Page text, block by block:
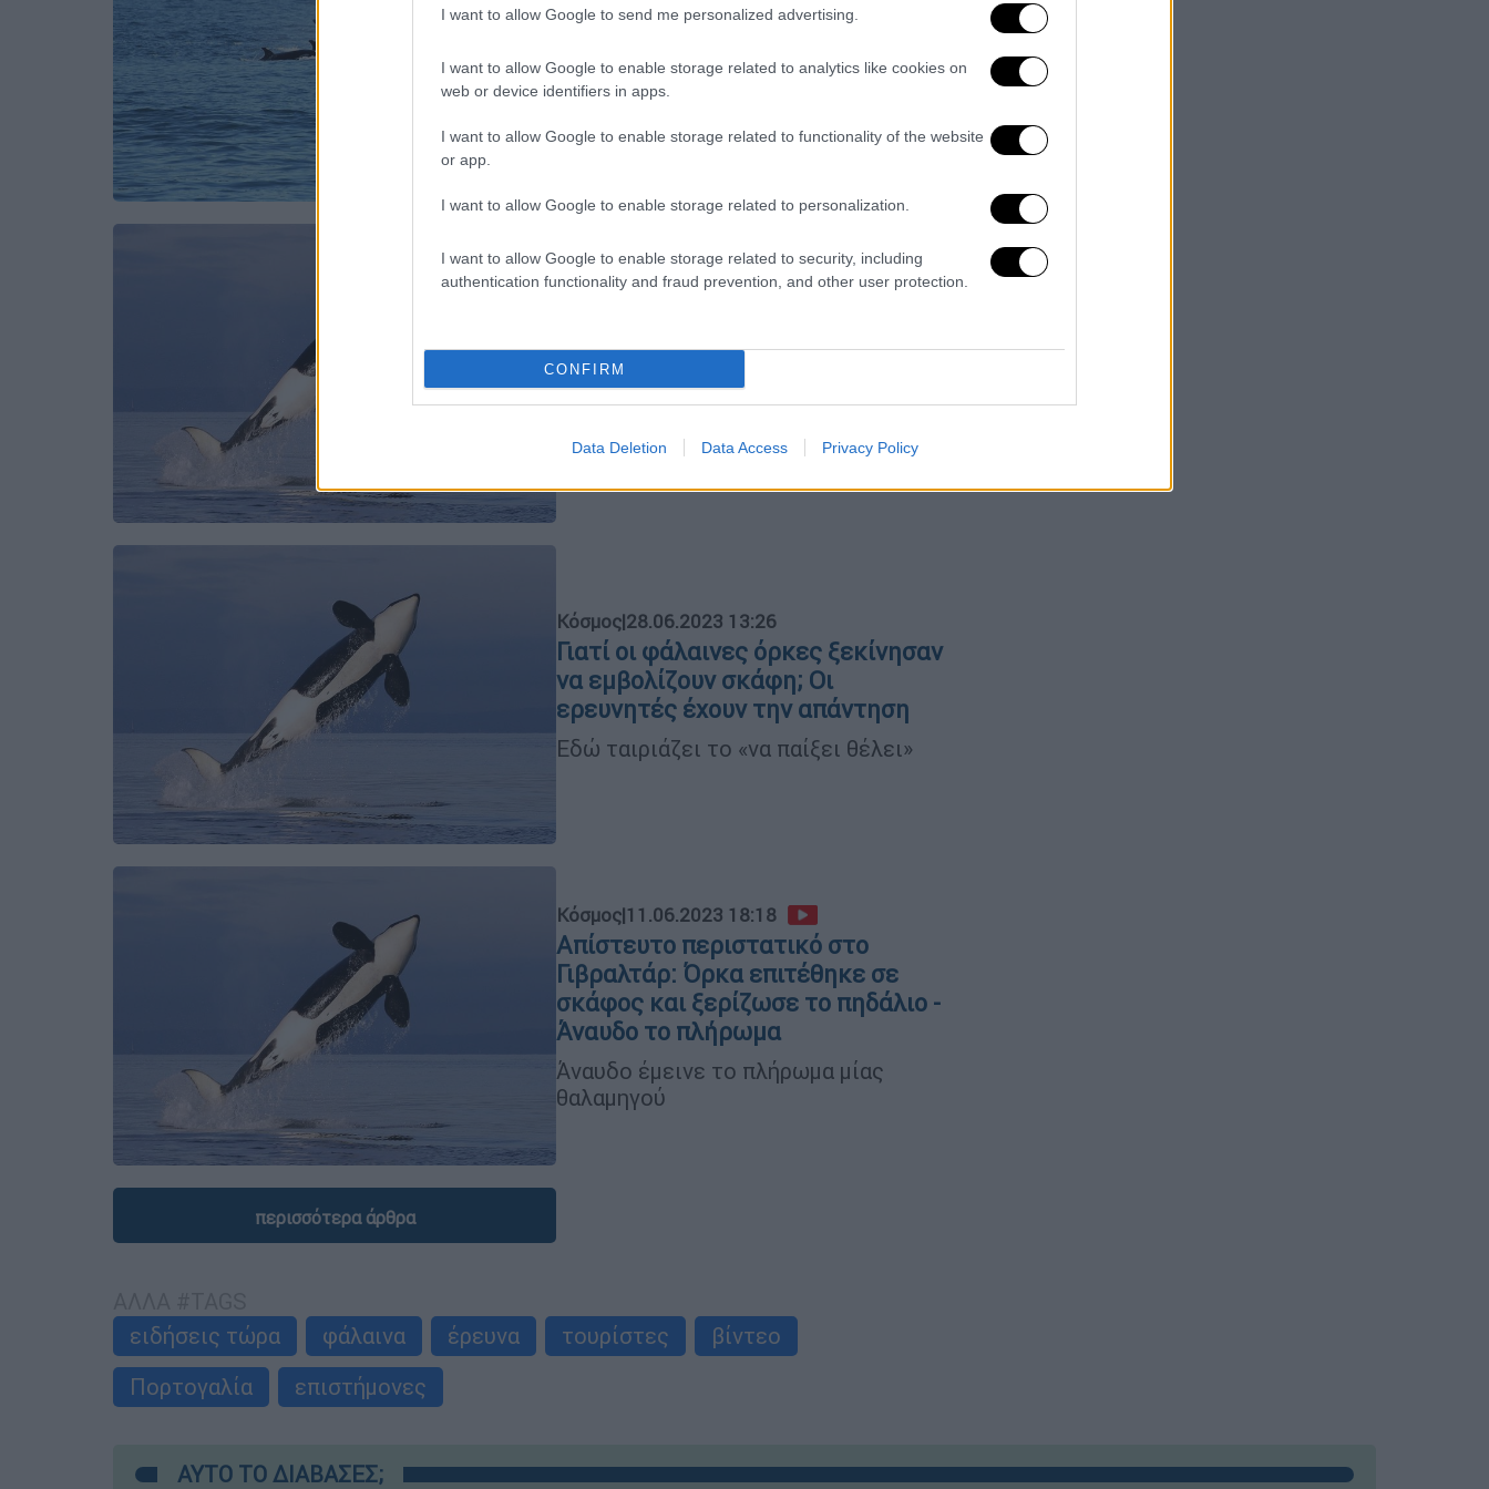
I want to allow Google to send me personalized advertising.
I want to allow Google to enable storage related to analytics like cookies on
web or device identifiers in apps.
I want to allow Google to enable storage related to functionality of the website
or app.
I want to allow Google to enable storage related to personalization.
I want to allow Google to enable storage related to security, including
authentication functionality and fraud prevention, and other user protection.
CONFIRM
Data Deletion Data Access Privacy Policy
Τέσσερις όρκες πέρασαν... ξυστά
Σοκαρισμένοι οι τουρίστες
κοιτούσαν το μοναδικό θέαμα
Viral|23.09.2024 04:00
Την τύχη να παρακολουθήσουν ένα
κοπάδι όρκες να μαθαίνουν τα μικρά
στην Καλιφόρνια
Κόσμος|28.06.2023 13:26
Γιατί οι φάλαινες όρκες ξεκίνησαν
να εμβολίζουν σκάφη; Οι
ερευνητές έχουν την απάντηση
Εδώ ταιριάζει το «να παίξει θέλει»
Κόσμος|11.06.2023 18:18
Απίστευτο περιστατικό στο
Γιβραλτάρ: Όρκα επιτέθηκε σε
σκάφος και ξερίζωσε το πηδάλιο -
Άναυδο το πλήρωμα
Άναυδο έμεινε το πλήρωμα μίας
θαλαμηγού
περισσότερα άρθρα
ειδήσεις τώρα
φάλαινα έρευνα τουρίστες
βίντεο
Πορτογαλία
επιστήμονες
ΑΥΤΟ ΤΟ ΔΙΑΒΑΣΕΣ;